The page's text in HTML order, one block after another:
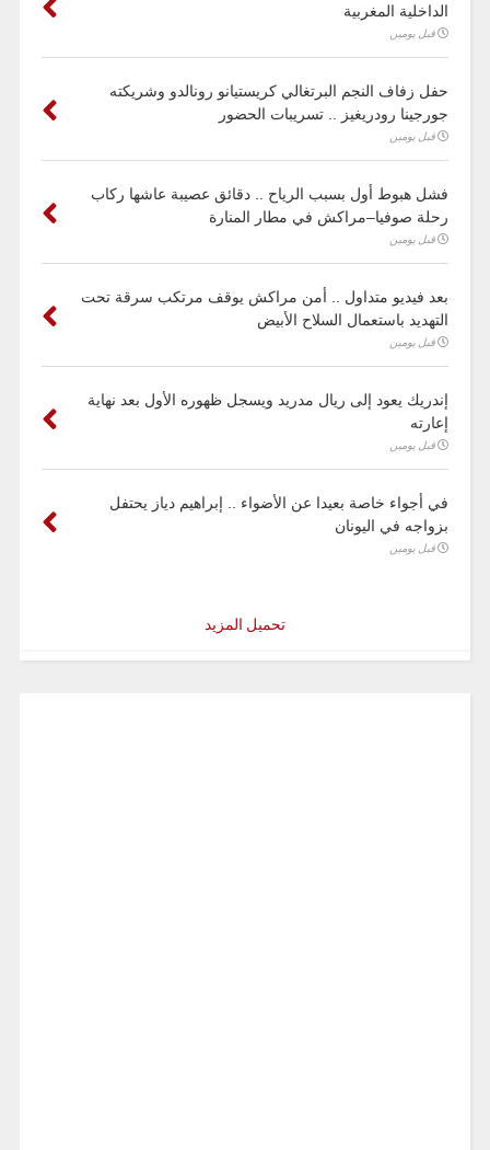
الداخلية المغربية
قبل يومين
حفل زفاف النجم البرتغالي كريستيانو رونالدو وشريكته
جورجينا رودريغيز .. تسريبات الحضور
قبل يومين
فشل هبوط أول بسبب الرياح .. دقائق عصيبة عاشها ركاب
رحلة صوفيا–مراكش في مطار المنارة
قبل يومين
بعد فيديو متداول .. أمن مراكش يوقف مرتكب سرقة تحت
التهديد باستعمال السلاح الأبيض
قبل يومين
إندريك يعود إلى ريال مدريد ويسجل ظهوره الأول بعد نهاية
إعارته
قبل يومين
في أجواء خاصة بعيدا عن الأضواء .. إبراهيم دياز يحتفل
بزواجه في اليونان
قبل يومين
تحميل المزيد